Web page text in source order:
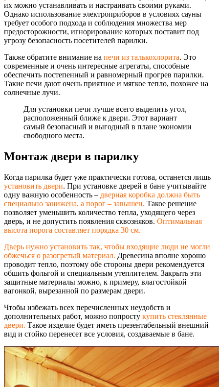
их можно устанавливать и настраивать своими руками.
Однако использование электроприборов в условиях сауны
требует особого подхода и соблюдения множества мер
предосторожности, игнорирование которых поставит под
угрозу безопасность посетителей парилки.
Также обратите внимание на печи из талькохлорита. Это
современные и очень интересные агрегаты, способные
обеспечить постепенный и равномерный прогрев парилки.
Такие печи дают очень приятное и мягкое тепло, похожее на
солнечные лучи.
Для установки печи лучше всего выделить угол,
расположенный ближе к двери. Этот вариант
самый безопасный и выгодный в плане экономии
свободного места.
Монтаж двери в парилку
Когда парилка будет уже практически готова, останется лишь
установить двери. При установке дверей в бане учитывайте
одну важную особенность – дверная коробка должна быть
специально занижена, а порог – завышен. Такое решение
позволяет уменьшить количество тепла, уходящего через
дверь, и не допустить появления сквозняков. Оптимальная
высота порога составляет порядка 30 см.
Дверь нужно установить так, чтобы входящие люди не могли
обжечься о разогретый материал. Древесина вполне хорошо
проводит тепло, поэтому обе стороны двери рекомендуется
обшить фольгой и специальным утеплителем. Закрыть эти
защитные материалы можно, к примеру, влагостойкой
вагонкой, вырезанной по размерам двери.
Чтобы избежать всех перечисленных неудобств и
дополнительных работ, можно попросту купить стеклянные
двери. Такое изделие будет иметь презентабельный внешний
вид и стойко перенесет все условия, создаваемые в бане.